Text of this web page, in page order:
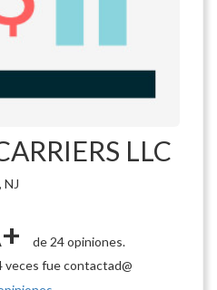
LLC
NJ
de 24 opiniones.
veces fue contactad@